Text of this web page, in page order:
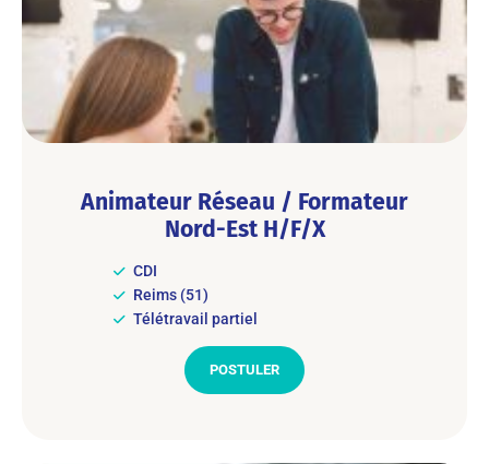
Animateur Réseau / Formateur
Nord-Est H/F/X
CDI
Reims (51)
Télétravail partiel
POSTULER